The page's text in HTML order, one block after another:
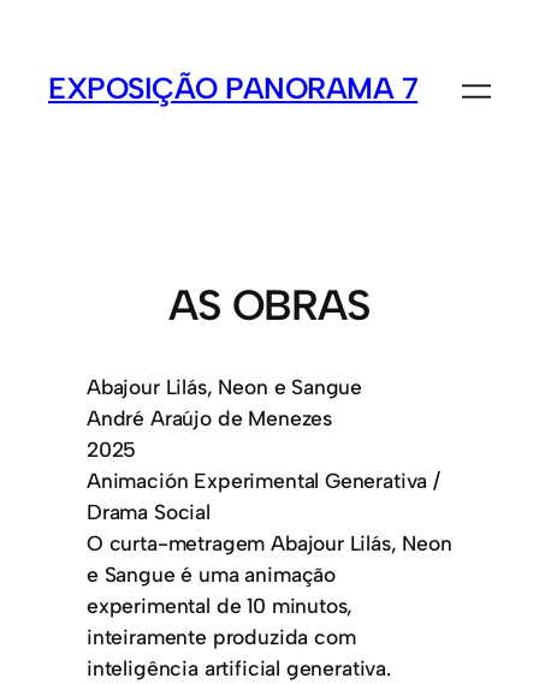
EXPOSIÇÃO PANORAMA 7
AS OBRAS
Abajour Lilás, Neon e Sangue
André Araújo de Menezes
2025
Animación Experimental Generativa /
Drama Social
O curta-metragem Abajour Lilás, Neon
e Sangue é uma animação
experimental de 10 minutos,
inteiramente produzida com
inteligência artificial generativa.